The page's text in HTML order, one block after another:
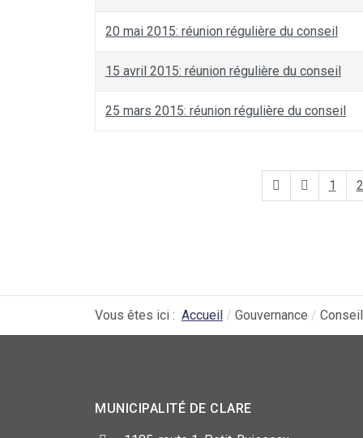
20 mai 2015: réunion régulière du conseil
15 avril 2015: réunion régulière du conseil
25 mars 2015: réunion régulière du conseil
1 2
Vous êtes ici : Accueil Gouvernance Conseil
MUNICIPALITÉ DE CLARE